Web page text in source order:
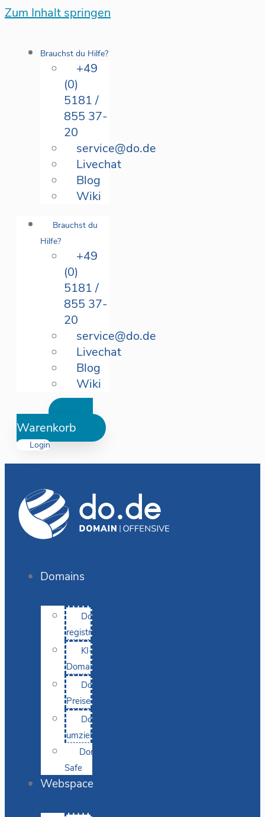
Zum Inhalt springen
Brauchst du Hilfe?
+49
(0)
5181 /
855 37-
20
service@do.de
Livechat
Blog
Wiki
Brauchst du
Hilfe?
+49
(0)
5181 /
855 37-
20
service@do.de
Livechat
Blog
Wiki
Warenkorb
Login
Domains
Domain
registrieren
KI-
Domainsuche
Domain-
Preise
Domain
umziehen
Domain-
Safe
Webspace